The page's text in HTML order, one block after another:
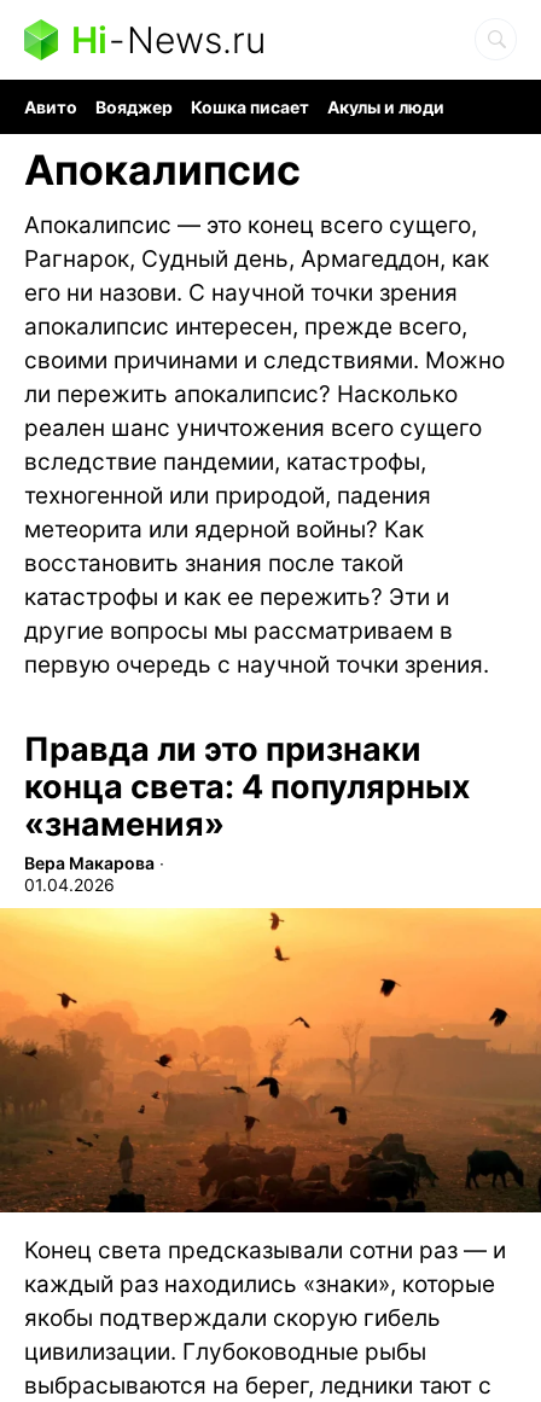
Hi-News.ru
Авито Вояджер Кошка писает
Акулы и люди
Апокалипсис
Апокалипсис — это конец всего сущего,
Рагнарок, Судный день, Армагеддон, как
его ни назови. С научной точки зрения
апокалипсис интересен, прежде всего,
своими причинами и следствиями. Можно
ли пережить апокалипсис? Насколько
реален шанс уничтожения всего сущего
вследствие пандемии, катастрофы,
техногенной или природой, падения
метеорита или ядерной войны? Как
восстановить знания после такой
катастрофы и как ее пережить? Эти и
другие вопросы мы рассматриваем в
первую очередь с научной точки зрения.
Правда ли это признаки
конца света: 4 популярных
«знамения»
Вера Макарова ∙
01.04.2026
Конец света предсказывали сотни раз — и
каждый раз находились «знаки», которые
якобы подтверждали скорую гибель
цивилизации. Глубоководные рыбы
выбрасываются на берег, ледники тают с